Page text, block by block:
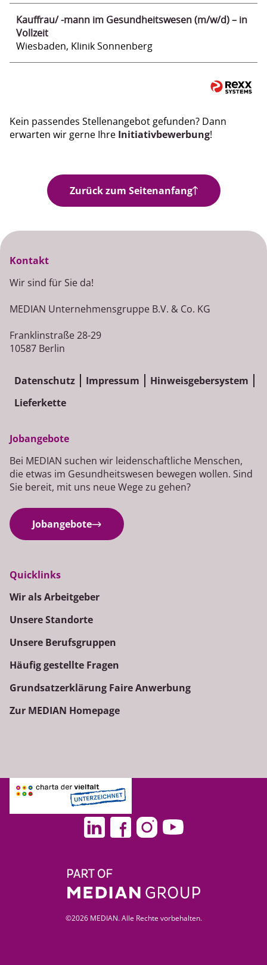
Kauffrau/ -mann im Gesundheitswesen (m/w/d) – in
Vollzeit
Wiesbaden, Klinik Sonnenberg
Kein passendes Stellenangebot gefunden? Dann
erwarten wir gerne Ihre Initiativbewerbung!
Zurück zum Seitenanfang
Kontakt
Wir sind für Sie da!
MEDIAN Unternehmensgruppe B.V. & Co. KG
Franklinstraße 28-29
10587 Berlin
Datenschutz Impressum
Hinweisgebersystem
Lieferkette
Jobangebote
Bei MEDIAN suchen wir leidenschaftliche Menschen,
die etwas im Gesundheitswesen bewegen wollen. Sind
Sie bereit, mit uns neue Wege zu gehen?
Jobangebote
Quicklinks
Wir als Arbeitgeber
Unsere Standorte
Unsere Berufsgruppen
Häufig gestellte Fragen
Grundsatzerklärung Faire Anwerbung
Zur MEDIAN Homepage
©2026 MEDIAN. Alle Rechte vorbehalten.